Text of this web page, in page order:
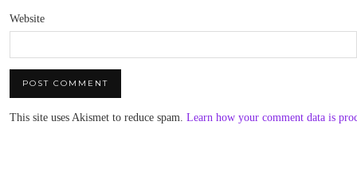
Website
This site uses Akismet to reduce spam. Learn how your comment data is